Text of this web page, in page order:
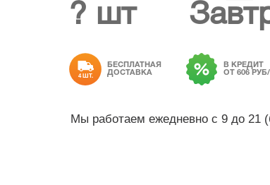
? шт
4 ШТ.
БЕСПЛАТНАЯ
ДОСТАВКА
В КРЕДИТ
ОТ 606
Мы работаем ежедневно с 9 до 21